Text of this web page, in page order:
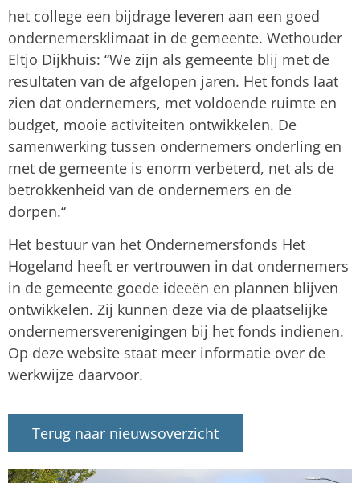
het college een bijdrage leveren aan een goed
ondernemersklimaat in de gemeente. Wethouder
Eltjo Dijkhuis: “We zijn als gemeente blij met de
resultaten van de afgelopen jaren. Het fonds laat
zien dat ondernemers, met voldoende ruimte en
budget, mooie activiteiten ontwikkelen. De
samenwerking tussen ondernemers onderling en
met de gemeente is enorm verbeterd, net als de
betrokkenheid van de ondernemers en de
dorpen.“
Het bestuur van het Ondernemersfonds Het
Hogeland heeft er vertrouwen in dat ondernemers
in de gemeente goede ideeën en plannen blijven
ontwikkelen. Zij kunnen deze via de plaatselijke
ondernemersverenigingen bij het fonds indienen.
Op deze website staat meer informatie over de
werkwijze daarvoor.
Terug naar nieuwsoverzicht